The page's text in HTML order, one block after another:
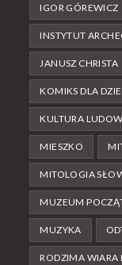
IGOR GÓREWICZ
INSTYTUT
JANUSZ CHRISTA
KOMIKS DLA
KULTURA
MIESZKO
MITOLOGIA
MUZEUM
MUZYKA
RODZIMA WIARA